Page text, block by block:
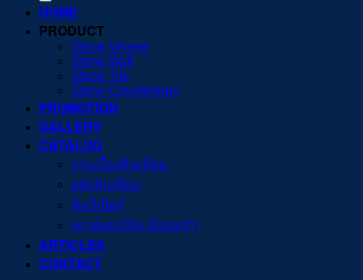
HOME
PRODUCT
Stone Veneer
Stone Wall
Stone Tile
Stone Countertops
PROMOTION
GALLERY
CATALOG
กระเบื้องหินเทียม
ผนังหินเทียม
หินวีเนียร์
เคาน์เตอร์หิน ท็อปครัว
ARTICLES
CONTACT